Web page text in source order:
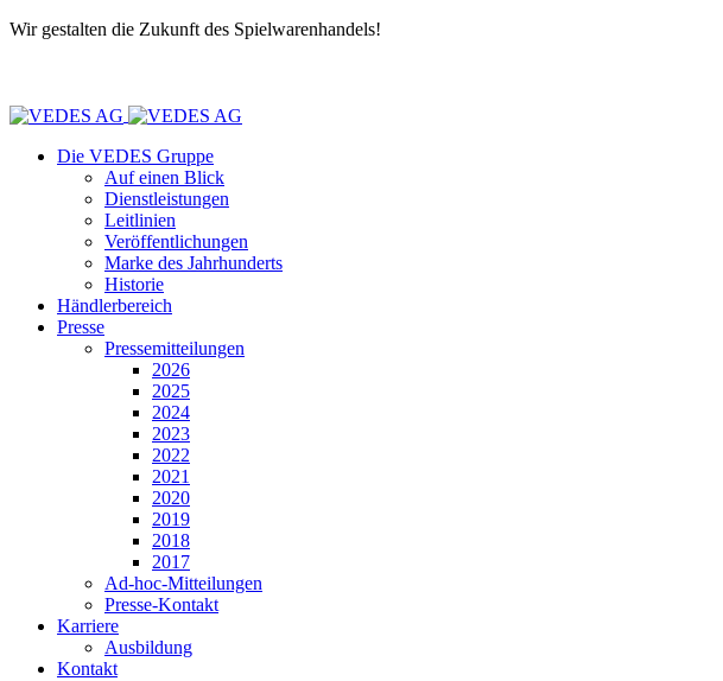
Wir gestalten die Zukunft des Spielwarenhandels!
Die VEDES Gruppe
Auf einen Blick
Dienstleistungen
Leitlinien
Veröffentlichungen
Marke des Jahrhunderts
Historie
Händlerbereich
Presse
Pressemitteilungen
2026
2025
2024
2023
2022
2021
2020
2019
2018
2017
Ad-hoc-Mitteilungen
Presse-Kontakt
Karriere
Ausbildung
Kontakt